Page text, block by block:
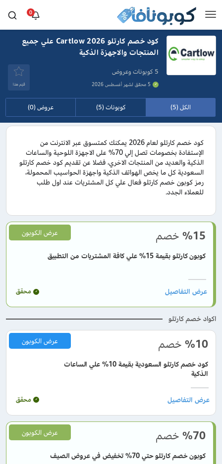
0
كود خصم كارتلو Cartlow 2026 علي جميع
المنتجات والاجهزة الذكية
5 كوبونات وعروض
5 محقق لشهر أغسطس 2026 قيَم هذا
الكل (5) كوبونات (5) عروض (0)
كود خصم كارتلو لعام 2026 يمكنك كمتسوق عبر الانترنت من
الإستفادة بخصومات تصل إلي 70% على الاجهزة اللوحية والساعات
الذكية والعديد من المنتجات الاخري، فضلا عن تقديم كود خصم كارتلو
السعودية كل ما يخص الهواتف الذكية واجهزة الحواسيب المحمولة،
رمز كوبون خصم كارتلو فعال علي كل المشتريات عند اول طلب
للعملاء الجدد.
%15 خصم
كوبون كارتلو بقيمة 15% علي كافة المشتريات من التطبيق
عرض الكوبون
محقق
اكواد خصم كارتلو
%10 خصم
كود خصم كارتلو السعودية بقيمة 10% علي الساعات
الذكية
عرض الكوبون
محقق
%70 خصم
كوبون خصم كارتلو حتي 70% تخفيض في عروض الصيف
عرض الكوبون